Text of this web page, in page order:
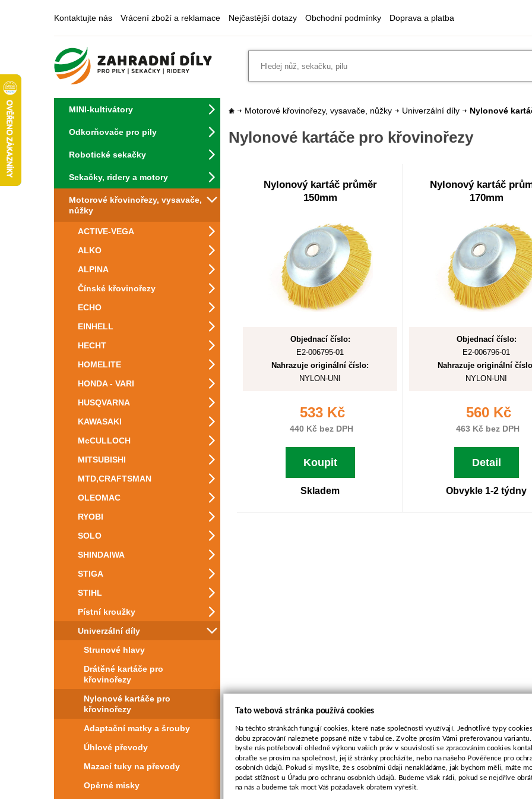
Kontaktujte nás Vrácení zboží a reklamace Nejčastější dotazy Obchodní podmínky Doprava a platba
MINI-kultivátory
Odkorňovače pro pily
Robotické sekačky
Sekačky, ridery a motory
Motorové křovinořezy, vysavače,
nůžky
ACTIVE-VEGA
ALKO
ALPINA
Čínské křovinořezy
ECHO
EINHELL
HECHT
HOMELITE
HONDA - VARI
HUSQVARNA
KAWASAKI
McCULLOCH
MITSUBISHI
MTD,CRAFTSMAN
OLEOMAC
RYOBI
SOLO
SHINDAIWA
STIGA
STIHL
Pístní kroužky
Univerzální díly
Strunové hlavy
Drátěné kartáče pro
křovinořezy
Nylonové kartáče pro
křovinořezy
Adaptační matky a šrouby
Úhlové převody
Mazací tuky na převody
Opěrné misky
Motorové křovinořezy, vysavače, nůžky Univerzální díly Nylonové
Nylonové kartáče pro křovinořezy
Nylonový kartáč průměr
150mm
Objednací číslo:
E2-006795-01
Nahrazuje originální číslo:
NYLON-UNI
533 Kč
440 Kč bez DPH
Koupit
Skladem
Nylonový kartáč
170mm
Objednací číslo:
E2-006796-01
Nahrazuje originální
NYLON-UNI
560 Kč
463 Kč bez DPH
Detail
Obvykle 1-2 týdny
Tato webová stránka používá cookies
Na těchto stránkách fungují cookies, které naše společnosti využívají. Jednotlivé typy
dobu zpracování naleznete popsané níže v tabulce. Zvolte prosím Vámi preferovanou
byste nás potřebovali ohledně výkonu vašich práv v souvislosti se zpracováním cookies
obraťte se prosím na společnost, jejíž stránky procházíte, nebo na našeho Pověřence pro
osobních údajů. Pokud si myslíte, že s osobními údaji nenakládáme, jak bychom měli, máte
podat stížnost u Úřadu pro ochranu osobních údajů. Budeme však rádi, pokud se nejdříve
na nás a budeme tak moct Váš požadavek obratem vyřešit.